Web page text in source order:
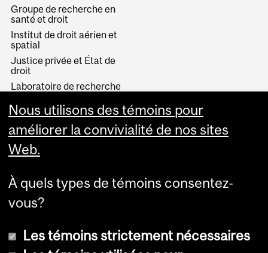
Groupe de recherche en
santé et droit
Institut de droit aérien et
spatial
Justice privée et État de
droit
Laboratoire de recherche
développement
Le Fonds Wainwright
Nous utilisons des témoins pour
améliorer la convivialité de nos sites
Web.
À quels types de témoins consentez-
vous?
Les témoins strictement nécessaires